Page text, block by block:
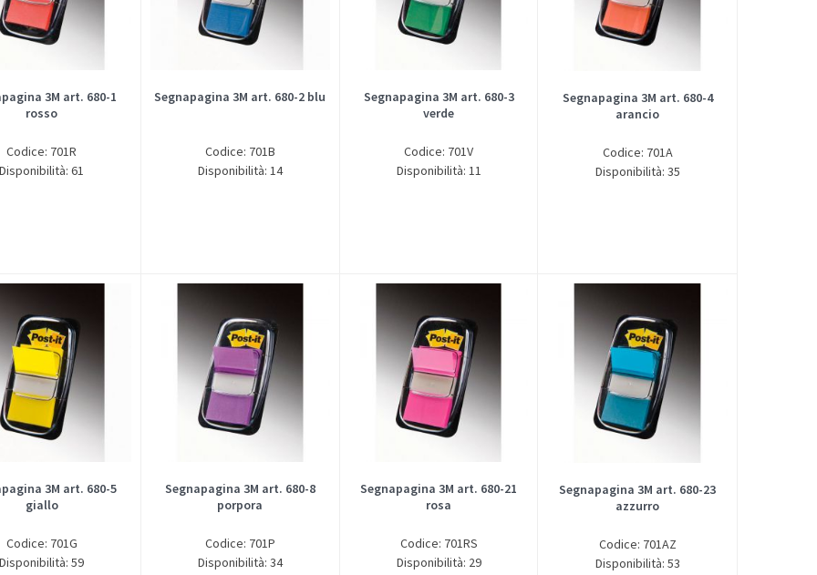
3M art. 680-1
rosso
Codice: 701R
Disponibilità: 61
Segnapagina 3M art. 680-2 blu
Codice: 701B
Disponibilità: 14
Segnapagina 3M art. 680-3
verde
Codice: 701V
Disponibilità: 11
Segnapagina 3M art. 680-4
arancio
Codice: 701A
Disponibilità: 35
3M art. 680-5
giallo
Codice: 701G
Disponibilità: 59
Segnapagina 3M art. 680-8
porpora
Codice: 701P
Disponibilità: 34
Segnapagina 3M art. 680-21
rosa
Codice: 701RS
Disponibilità: 29
Segnapagina 3M art. 680-23
azzurro
Codice: 701AZ
Disponibilità: 53